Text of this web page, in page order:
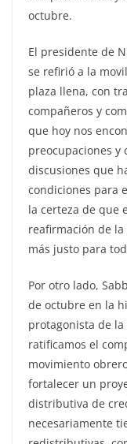
octubre.
El presidente de
se refirió a la
plaza llena, con
compañeros y
que hoy nos
preocupaciones y
discusiones que
condiciones para
la certeza de que
reafirmación de
más justo para
Por otro lado,
de octubre en la
protagonista de
ratificamos el
movimiento
fortalecer un
distributiva de
necesariamente